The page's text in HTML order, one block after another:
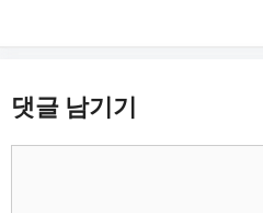
댓글 남기기